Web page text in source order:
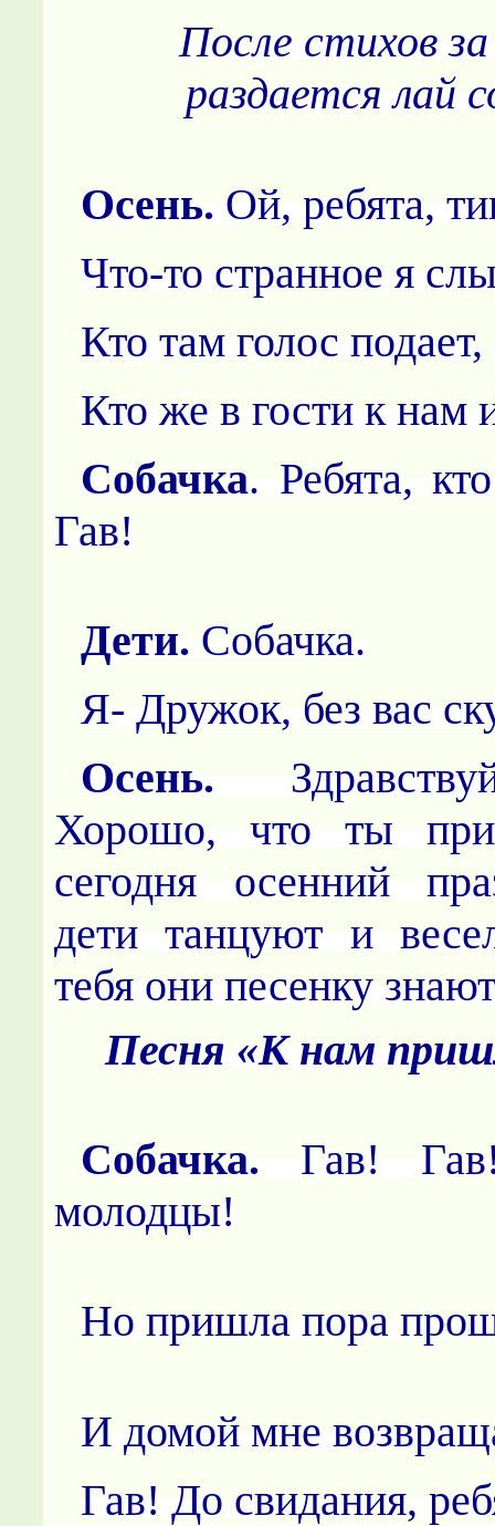
После стихов
раздается лай
Осень. Ой, ребята,
Что-то странное я
Кто там голос подает,
Кто же в гости к нам
Собачка. Ребята,
Гав!
Дети. Собачка.
Я- Дружок, без вас
Осень.
Хорошо, что ты
сегодня осенний
дети танцуют и
тебя они песенку
Песня «К нам
Собачка. Гав!
молодцы!
Но пришла пора
И домой мне
Гав! До свидания,